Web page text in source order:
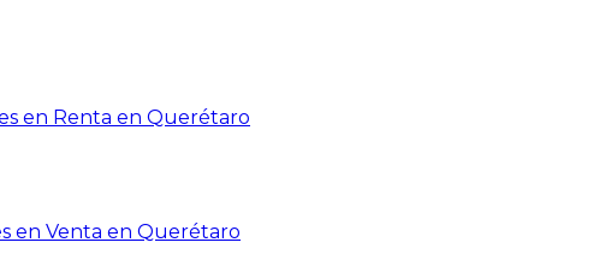
en Renta en Querétaro
en Venta en Querétaro